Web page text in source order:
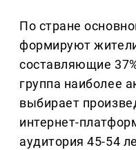
По стране
формируют
составляющие
группа наиболее
выбирает
интернет-
аудитория 45-54